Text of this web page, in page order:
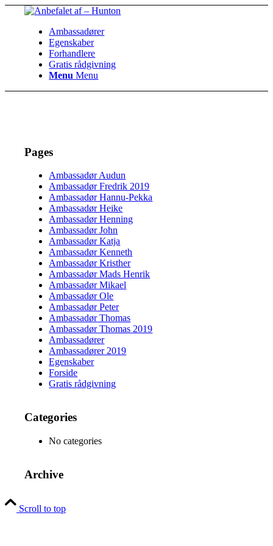
Ambassadører
Egenskaber
Forhandlere
Gratis rådgivning
Menu Menu
Pages
Ambassadør Audun
Ambassadør Fredrik 2019
Ambassadør Hannu-Pekka
Ambassadør Heike
Ambassadør Henning
Ambassadør John
Ambassadør Katja
Ambassadør Kenneth
Ambassadør Kristher
Ambassadør Mads Henrik
Ambassadør Mikael
Ambassadør Ole
Ambassadør Peter
Ambassadør Thomas
Ambassadør Thomas 2019
Ambassadører
Ambassadører 2019
Egenskaber
Forside
Gratis rådgivning
Categories
No categories
Archive
Scroll to top